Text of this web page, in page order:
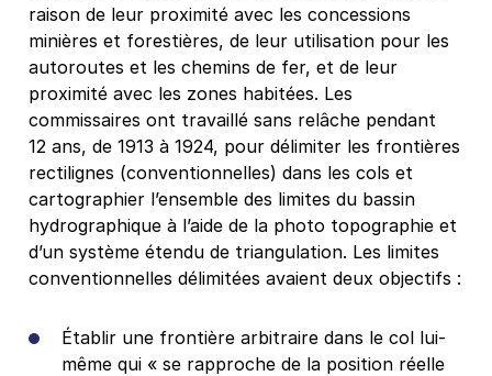
raison de leur proximité avec les concessions
minières et forestières, de leur utilisation pour les
autoroutes et les chemins de fer, et de leur
proximité avec les zones habitées. Les
commissaires ont travaillé sans relâche pendant
12 ans, de 1913 à 1924, pour délimiter les frontières
rectilignes (conventionnelles) dans les cols et
cartographier l’ensemble des limites du bassin
hydrographique à l’aide de la photo topographie et
d’un système étendu de triangulation. Les limites
conventionnelles délimitées avaient deux objectifs :
Établir une frontière arbitraire dans le col lui-
même qui « se rapproche de la position réelle